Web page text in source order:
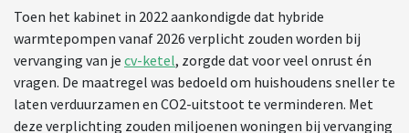
Toen het kabinet in 2022 aankondigde dat hybride
warmtepompen vanaf 2026 verplicht zouden worden bij
vervanging van je cv-ketel, zorgde dat voor veel onrust én
vragen. De maatregel was bedoeld om huishoudens sneller te
laten verduurzamen en CO2-uitstoot te verminderen. Met
deze verplichting zouden miljoenen woningen bij vervanging